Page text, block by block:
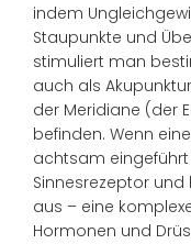
indem
Staupunkte und
stimuliert man
auch als
der Meridiane (der
befinden. Wenn
achtsam
Sinnesrezeptor
aus – eine
Hormonen und